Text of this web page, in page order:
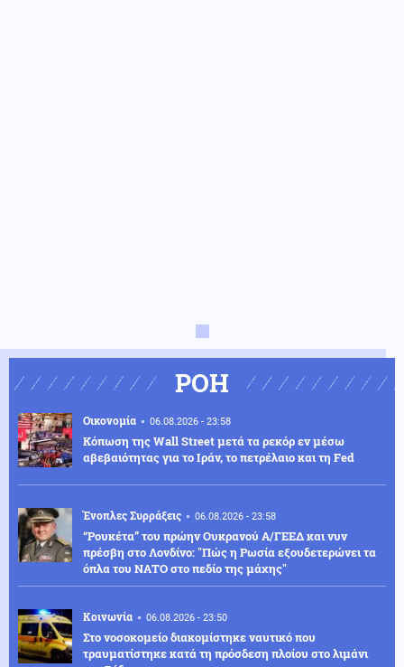
ΡΟΗ
Οικονομία 06.08.2026 - 23:58
Κόπωση της Wall Street μετά τα ρεκόρ εν μέσω
αβεβαιότητας για το Ιράν, το πετρέλαιο και τη Fed
Ένοπλες Συρράξεις 06.08.2026 - 23:58
“Ρουκέτα” του πρώην Ουκρανού Α/ΓΕΕΔ και νυν
πρέσβη στο Λονδίνο: "Πώς η Ρωσία εξουδετερώνει τα
όπλα του ΝΑΤΟ στο πεδίο της μάχης"
Κοινωνία 06.08.2026 - 23:50
Στο νοσοκομείο διακομίστηκε ναυτικό που
τραυματίστηκε κατά τη πρόσδεση πλοίου στο λιμάνι